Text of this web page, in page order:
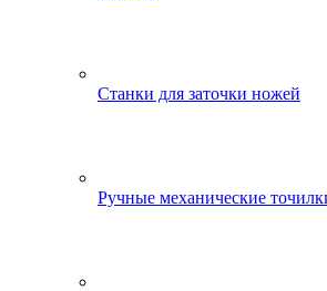
Станки для заточки ножей
Ручные механические